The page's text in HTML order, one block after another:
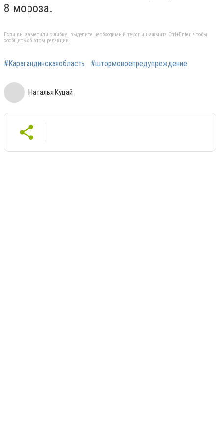
8 мороза.
Если вы заметили ошибку, выделите необходимый текст и нажмите Ctrl+Enter, чтобы
сообщить об этом редакции
#Карагандинскаяобласть #штормовоепредупреждение
Наталья Куцай